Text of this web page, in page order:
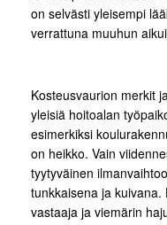
on selvästi yleisempi
verrattuna muuhun
Kosteusvaurion merkit
yleisiä hoitoalan
esimerkiksi
on heikko. Vain
tyytyväinen
tunkkaisena ja
vastaaja ja viemärin